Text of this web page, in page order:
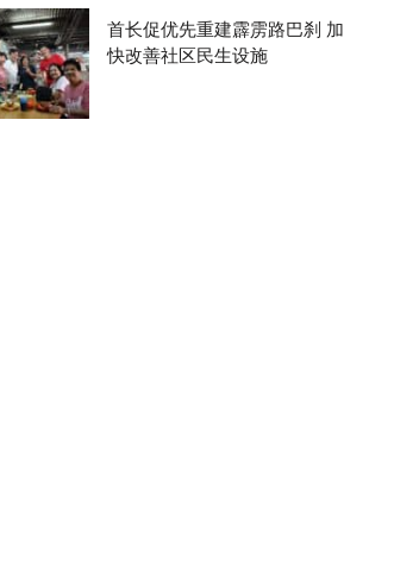
首长促优先重建霹雳路巴刹 加
快改善社区民生设施